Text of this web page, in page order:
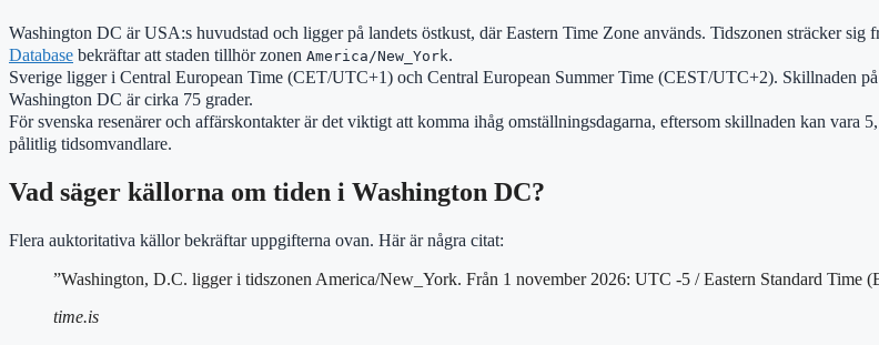
Washington DC är USA:s huvudstad och ligger på landets östkust, där Eastern Time Zone används. Tidszonen sträcker
Database bekräftar att staden tillhör zonen America/New_York.
Sverige ligger i Central European Time (CET/UTC+1) och Central European Summer Time (CEST/UTC+2). Skillnaden
Washington DC är cirka 75 grader.
För svenska resenärer och affärskontakter är det viktigt att komma ihåg omställningsdagarna, eftersom skillnaden kan
pålitlig tidsomvandlare.
Vad säger källorna om tiden i Washington DC?
Flera auktoritativa källor bekräftar uppgifterna ovan. Här är några citat:
”Washington, D.C. ligger i tidszonen America/New_York. Från 1 november 2026: UTC -5 / Eastern Standard Time
time.is